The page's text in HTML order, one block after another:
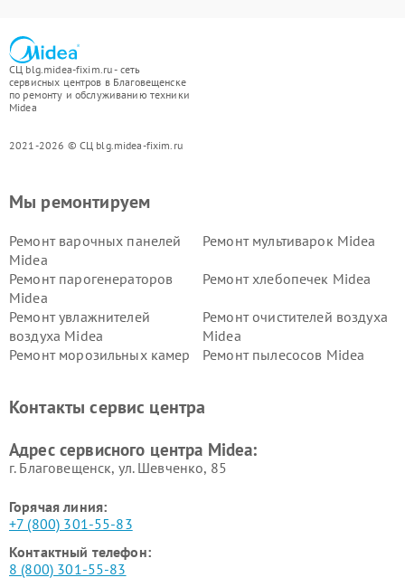
СЦ blg.midea-fixim.ru - сеть
сервисных центров в Благовещенске
по ремонту и обслуживанию техники
Midea
2021-2026 © СЦ blg.midea-fixim.ru
Мы ремонтируем
Ремонт варочных панелей
Midea
Ремонт мультиварок Midea
Ремонт парогенераторов
Midea
Ремонт хлебопечек Midea
Ремонт увлажнителей
воздуха Midea
Ремонт очистителей воздуха
Midea
Ремонт морозильных камер
Ремонт пылесосов Midea
пылесосов Midea
Midea
Контакты сервис центра
Адрес сервисного центра Midea:
г. Благовещенск, ул. Шевченко, 85
Горячая линия:
+7 (800) 301-55-83
Контактный телефон:
8 (800) 301-55-83